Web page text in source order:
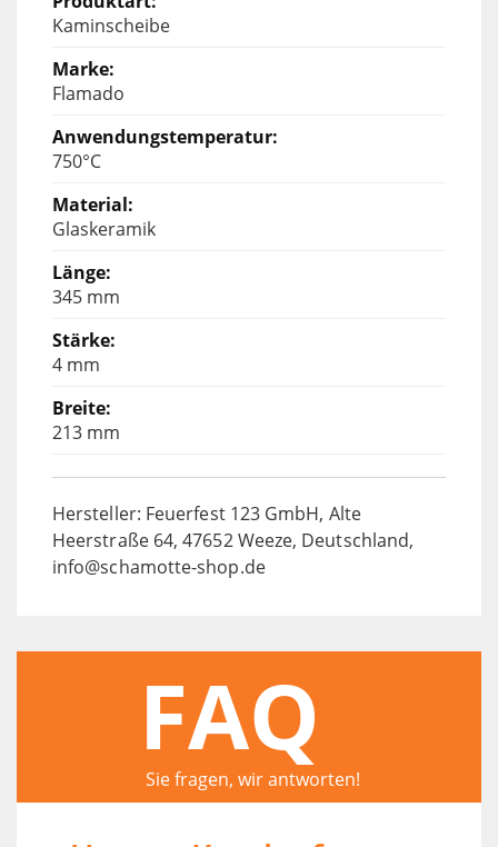
Kaminscheibe
Flamado
750°C
Glaskeramik
345 mm
4 mm
213 mm
Hersteller: Feuerfest 123 GmbH, Alte
Heerstraße 64, 47652 Weeze, Deutschland,
info@schamotte-shop.de
FAQ
Sie fragen, wir antworten!